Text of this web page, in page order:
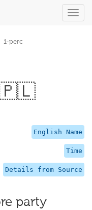
1-perc
🇵🇱
English Name
Time
Details from Source
party